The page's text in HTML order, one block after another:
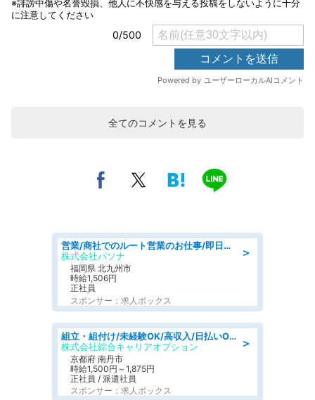
全てのコメントを見る
＞
営業/商社でのルート営業のお仕事/即日勤務可/車通勤可/営業
株式会社パソナ
福岡県 北九州市
時給1,506円
正社員
スポンサー：求人ボックス
＞
組立・組付け/未経験OK/高収入/日払いOK/交替制/20・30・40代活躍中
株式会社綜合キャリアオプション
京都府 南丹市
時給1,500円～1,875円
正社員 / 派遣社員
スポンサー：求人ボックス